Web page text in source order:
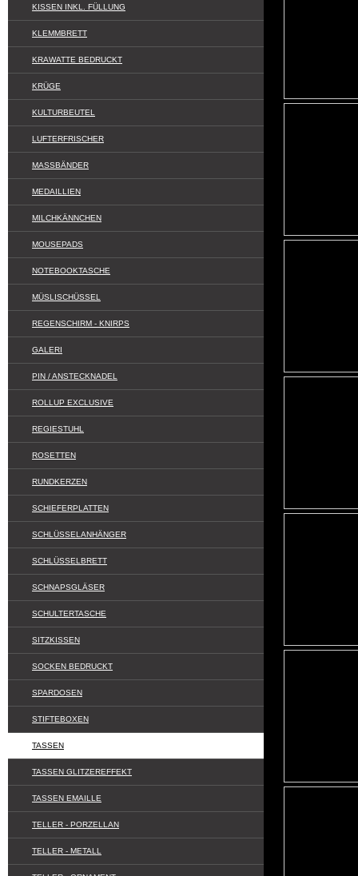
KISSEN INKL. FÜLLUNG
KLEMMBRETT
KRAWATTE BEDRUCKT
KRÜGE
KULTURBEUTEL
LUFTERFRISCHER
MASSBÄNDER
MEDAILLIEN
MILCHKÄNNCHEN
MOUSEPADS
NOTEBOOKTASCHE
MÜSLISCHÜSSEL
REGENSCHIRM - KNIRPS
GALERI
PIN / ANSTECKNADEL
ROLLUP EXCLUSIVE
REGIESTUHL
ROSETTEN
RUNDKERZEN
SCHIEFERPLATTEN
SCHLÜSSELANHÄNGER
SCHLÜSSELBRETT
SCHNAPSGLÄSER
SCHULTERTASCHE
SITZKISSEN
SOCKEN BEDRUCKT
SPARDOSEN
STIFTEBOXEN
TASSEN
TASSEN GLITZEREFFEKT
TASSEN EMAILLE
TELLER - PORZELLAN
TELLER - METALL